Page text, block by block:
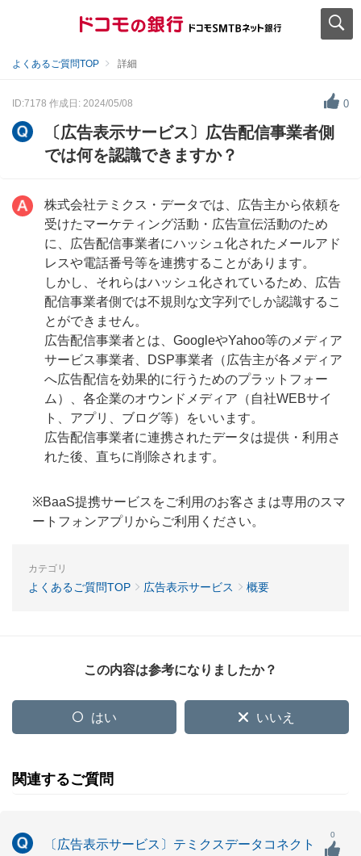
よくあるご質問TOP 詳細
ID:7178 作成日: 2024/05/08 0
〔広告表示サービス〕広告配信事業者側
では何を認識できますか？
株式会社テミクス・データでは、広告主から依頼を
受けたマーケティング活動・広告宣伝活動のため
に、広告配信事業者にハッシュ化されたメールアド
レスや電話番号等を連携することがあります。
しかし、それらはハッシュ化されているため、広告
配信事業者側では不規則な文字列でしか認識するこ
とができません。
広告配信事業者とは、GoogleやYahoo等のメディア
サービス事業者、DSP事業者（広告主が各メディア
へ広告配信を効果的に行うためのプラットフォー
ム）、各企業のオウンドメディア（自社WEBサイ
ト、アプリ、ブログ等）をいいます。
広告配信事業者に連携されたデータは提供・利用さ
れた後、直ちに削除されます。
※BaaS提携サービスをご利用のお客さまは専用のスマ
ートフォンアプリからご利用ください。
カテゴリ
よくあるご質問TOP 広告表示サービス 概要
この内容は参考になりましたか？
はい いいえ
関連するご質問
〔広告表示サービス〕テミクスデータコネクト
0